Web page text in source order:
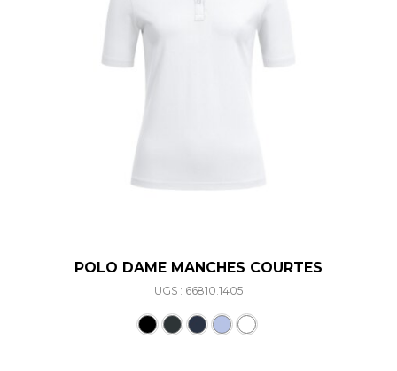
POLO DAME MANCHES COURTES
UGS : 66810.1405